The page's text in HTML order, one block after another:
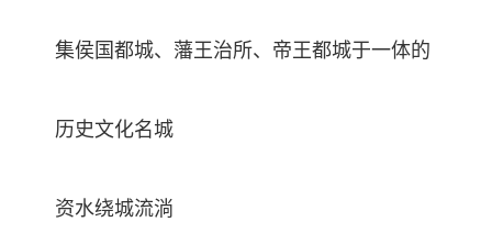
集侯国都城、藩王治所、帝王都城于一体的
历史文化名城
资水绕城流淌